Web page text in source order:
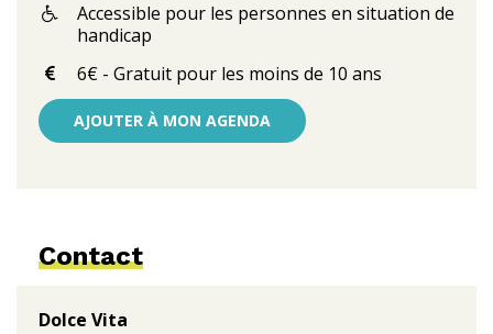
Accessible pour les personnes en situation de
handicap
6€ - Gratuit pour les moins de 10 ans
AJOUTER À MON AGENDA
Contact
Dolce Vita